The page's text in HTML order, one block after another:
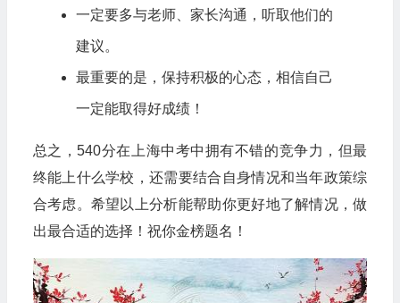
一定要多与老师、家长沟通，听取他们的
建议。
最重要的是，保持积极的心态，相信自己
一定能取得好成绩！
总之，540分在上海中考中拥有不错的竞争力，但最
终能上什么学校，还需要结合自身情况和当年政策综
合考虑。希望以上分析能帮助你更好地了解情况，做
出最合适的选择！祝你金榜题名！